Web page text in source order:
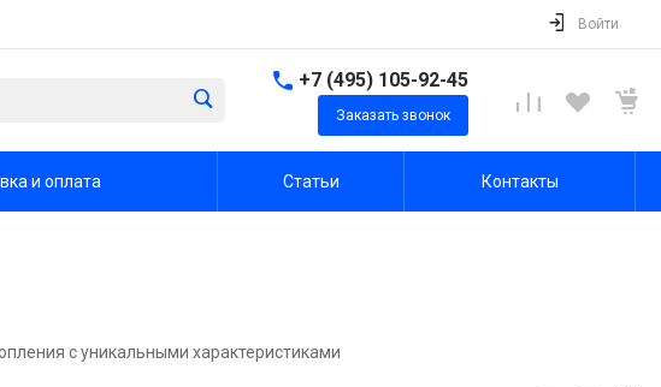
Войти
+7 (495) 105-92-45
Заказать звонок
и оплата Статьи Контакты
с уникальными характеристиками